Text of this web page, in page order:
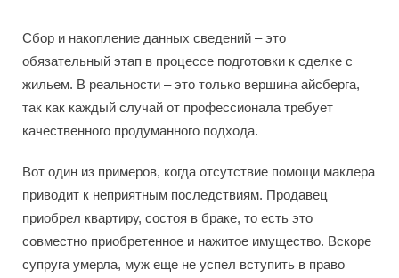
Сбор и накопление данных сведений – это
обязательный этап в процессе подготовки к сделке с
жильем. В реальности – это только вершина айсберга,
так как каждый случай от профессионала требует
качественного продуманного подхода.
Вот один из примеров, когда отсутствие помощи маклера
приводит к неприятным последствиям. Продавец
приобрел квартиру, состоя в браке, то есть это
совместно приобретенное и нажитое имущество. Вскоре
супруга умерла, муж еще не успел вступить в право